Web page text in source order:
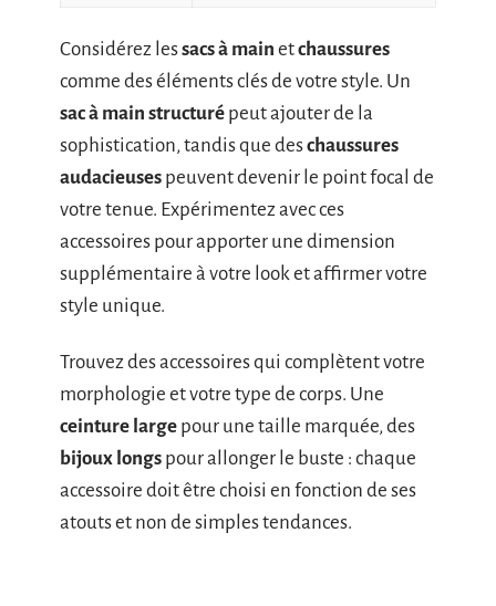
Considérez lessacs à main etchaussures
comme des éléments clés de votre style. Un
sac à main structuré peut ajouter de la
sophistication, tandis que deschaussures
audacieuses peuvent devenir le point focal de
votre tenue. Expérimentez avec ces
accessoires pour apporter une dimension
supplémentaire à votre look et affirmer votre
style unique.
Trouvez des accessoires qui complètent votre
morphologie et votre type de corps. Une
ceinture large pour une taille marquée, des
bijoux longs pour allonger le buste : chaque
accessoire doit être choisi en fonction de ses
atouts et non de simples tendances.